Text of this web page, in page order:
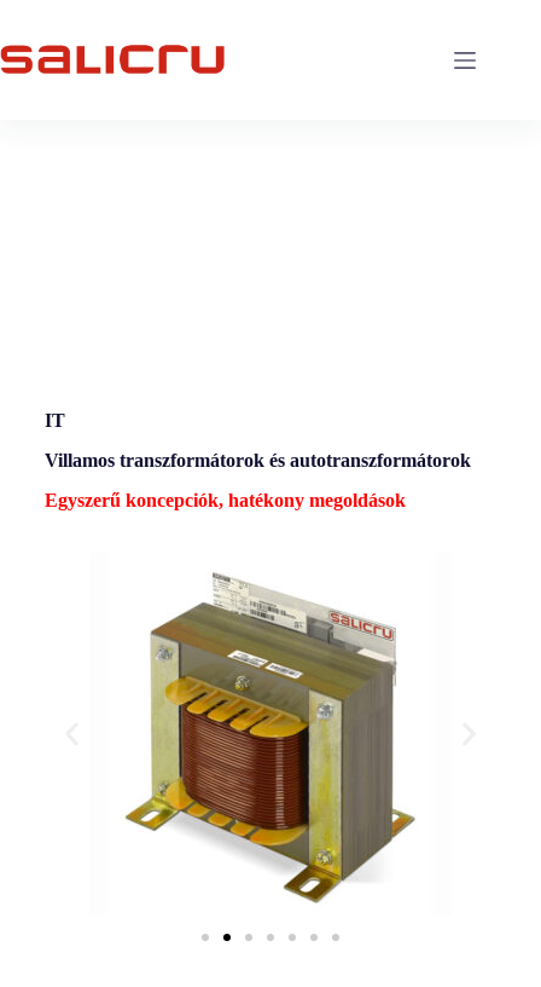
IT
Villamos transzformátorok és autotranszformátorok
Egyszerű koncepciók, hatékony megoldások